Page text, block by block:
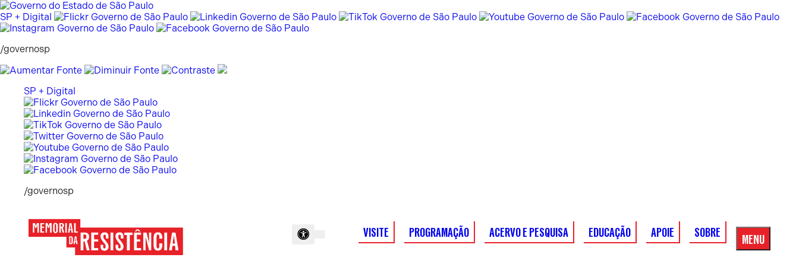
Pular
para
o
SP + Digital
/governosp
SP + Digital
/governosp
VISITE PROGRAMAÇÃO ACERVO E PESQUISA EDUCAÇÃO APOIE SOBRE MENU
Menu